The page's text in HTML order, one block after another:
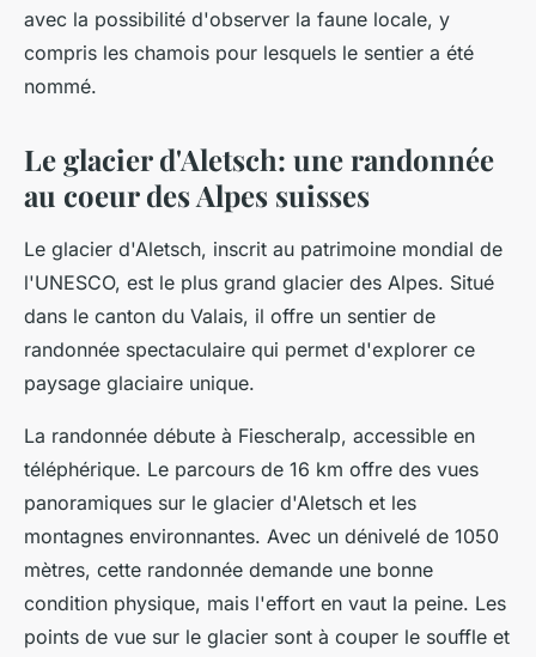
avec la possibilité d'observer la faune locale, y
compris les chamois pour lesquels le sentier a été
nommé.
Le glacier d'Aletsch: une randonnée
au coeur des Alpes suisses
Le glacier d'Aletsch, inscrit au patrimoine mondial de
l'UNESCO, est le plus grand glacier des Alpes. Situé
dans le canton du Valais, il offre un sentier de
randonnée spectaculaire qui permet d'explorer ce
paysage glaciaire unique.
La randonnée débute à Fiescheralp, accessible en
téléphérique. Le parcours de 16 km offre des vues
panoramiques sur le glacier d'Aletsch et les
montagnes environnantes. Avec un dénivelé de 1050
mètres, cette randonnée demande une bonne
condition physique, mais l'effort en vaut la peine. Les
points de vue sur le glacier sont à couper le souffle et